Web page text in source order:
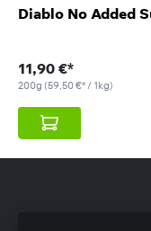
Diablo No Added
11,90 €*
200g (59,50 €* / 1kg)